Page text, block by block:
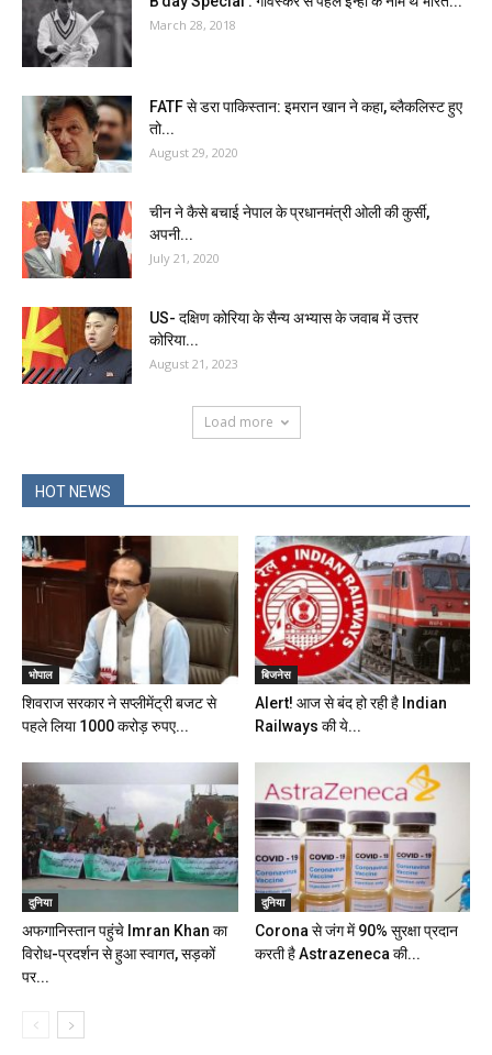
March 28, 2018
FATF से डरा पाकिस्तान: इमरान खान ने कहा, ब्लैकलिस्ट हुए
तो...
August 29, 2020
चीन ने कैसे बचाई नेपाल के प्रधानमंत्री ओली की कुर्सी,
अपनी...
July 21, 2020
US- दक्षिण कोरिया के सैन्य अभ्यास के जवाब में उत्तर
कोरिया...
August 21, 2023
Load more
HOT NEWS
भोपाल
शिवराज सरकार ने सप्लीमेंट्री बजट से
पहले लिया 1000 करोड़ रुपए...
बिजनेस
Alert! आज से बंद हो रही है Indian
Railways की ये...
दुनिया
अफगानिस्तान पहुंचे Imran Khan का
विरोध-प्रदर्शन से हुआ स्वागत, सड़कों
पर...
दुनिया
Corona से जंग में 90% सुरक्षा प्रदान
करती है Astrazeneca की...